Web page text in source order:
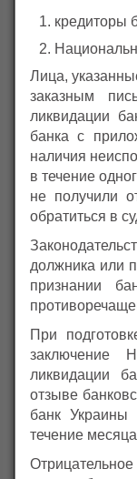
кредиторы
Лица,
заказным
ликвидации
банка с
наличия
в течение
не получили
обратиться в
должника или
признании
При
заключение
ликвидации
отзыве
банк Украины
течение